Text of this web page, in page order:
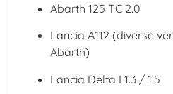
Abarth 125 TC 2.0
Lancia A112 (diverse
Abarth)
Lancia Delta I 1.3 / 1.5